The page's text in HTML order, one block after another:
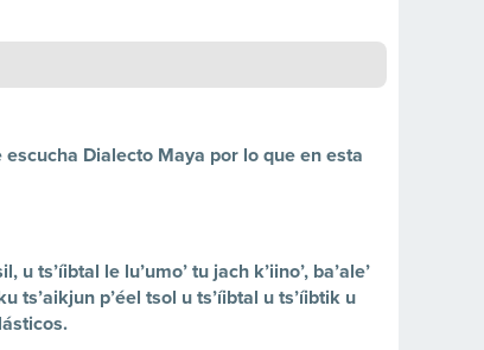
Dialecto Maya por lo que en esta
ts’íibtal le lu’umo’ tu jach k’iino’, ba’ale’
ts’aikjun p’éel tsol u ts’íibtal u ts’íibtik u